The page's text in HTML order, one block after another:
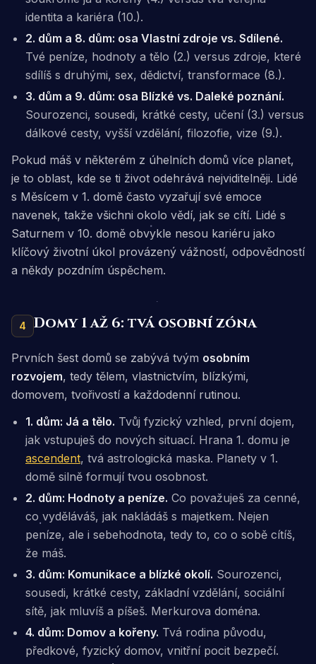
identita a kariéra (10.).
2. dům a 8. dům: osa Vlastní zdroje vs. Sdílené.
Tvé peníze, hodnoty a tělo (2.) versus zdroje, které
sdílíš s druhými, sex, dědictví, transformace (8.).
3. dům a 9. dům: osa Blízké vs. Daleké poznání.
Sourozenci, sousedi, krátké cesty, učení (3.) versus
dálkové cesty, vyšší vzdělání, filozofie, vize (9.).
Pokud máš v některém z úhelních domů více planet,
je to oblast, kde se ti život odehrává nejviditelněji. Lidé
s Měsícem v 1. domě často vyzařují své emoce
navenek, takže všichni okolo vědí, jak se cítí. Lidé s
Saturnem v 10. domě obvykle nesou kariéru jako
klíčový životní úkol provázený vážností, odpovědností
a někdy pozdním úspěchem.
4 Domy 1 až 6: tvá osobní zóna
Prvních šest domů se zabývá tvým osobním
rozvojem, tedy tělem, vlastnictvím, blízkými,
domovem, tvořivostí a každodenní rutinou.
1. dům: Já a tělo. Tvůj fyzický vzhled, první dojem,
jak vstupuješ do nových situací. Hrana 1. domu je
ascendent, tvá astrologická maska. Planety v 1.
domě silně formují tvou osobnost.
2. dům: Hodnoty a peníze. Co považuješ za cenné,
co vyděláváš, jak nakládáš s majetkem. Nejen
peníze, ale i sebehodnota, tedy to, co o sobě cítíš,
že máš.
3. dům: Komunikace a blízké okolí. Sourozenci,
sousedi, krátké cesty, základní vzdělání, sociální
sítě, jak mluvíš a píšeš. Merkurova doména.
4. dům: Domov a kořeny. Tvá rodina původu,
předkové, fyzický domov, vnitřní pocit bezpečí.